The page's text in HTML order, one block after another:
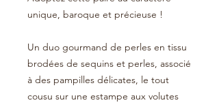
unique, baroque et précieuse !
Un duo gourmand de perles en tissu
brodées de sequins et perles, associé
à des pampilles délicates, le tout
cousu sur une estampe aux volutes